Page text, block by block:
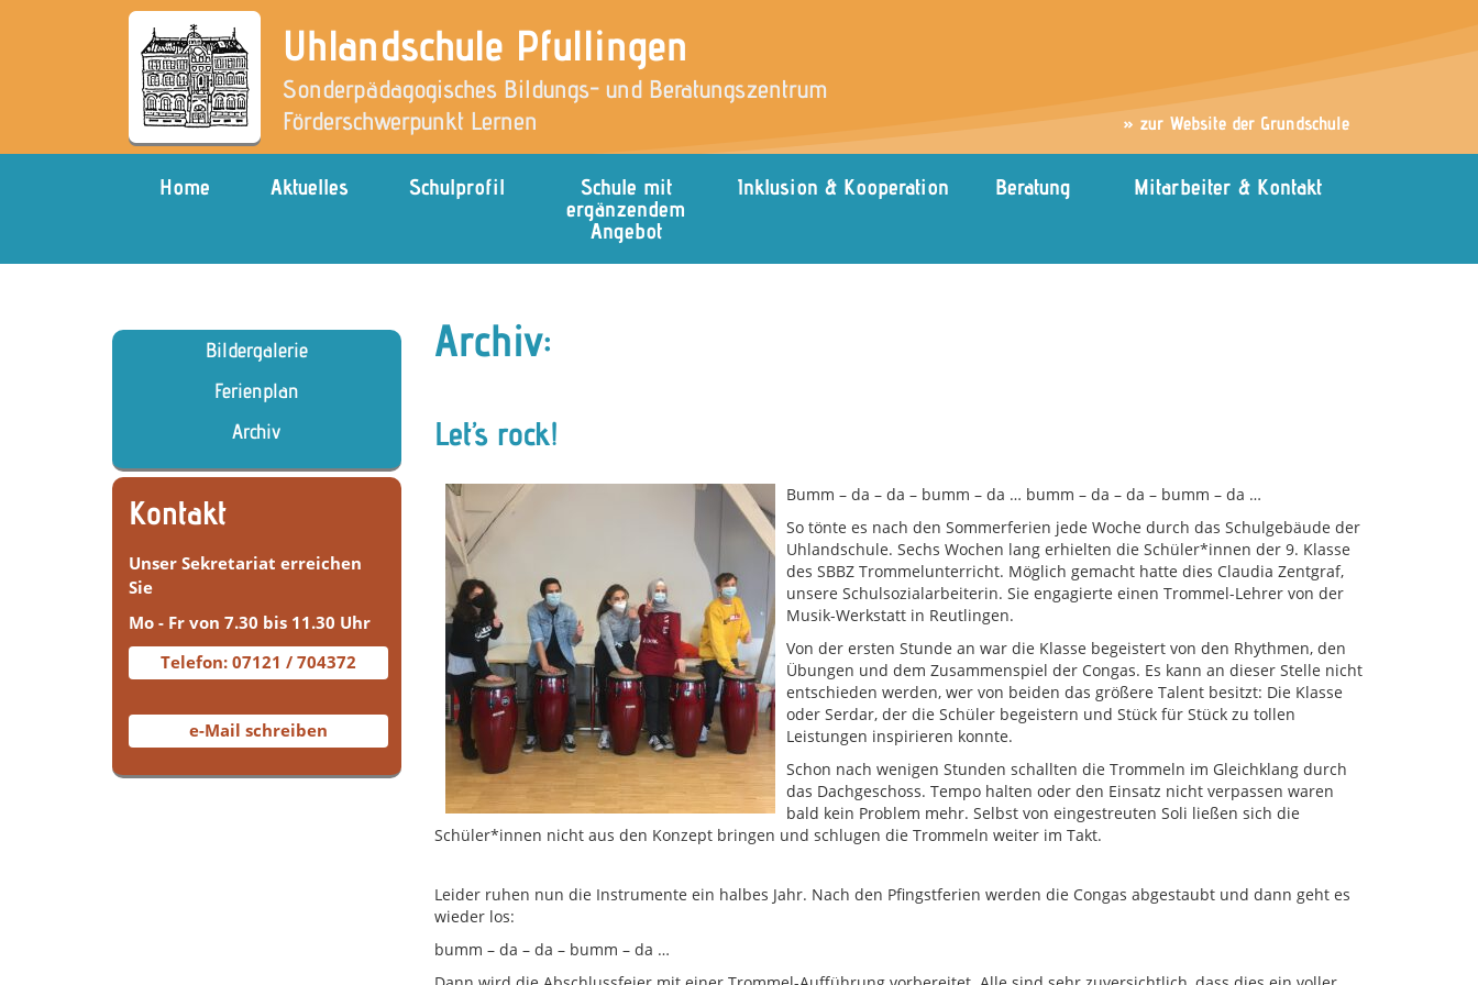
Uhlandschule Pfullingen
Sonderpädagogisches Bildungs- und Beratungszentrum
Förderschwerpunkt Lernen
» zur Website der Grundschule
Home Aktuelles Schulprofil
Schule mit
ergänzendem
Angebot
Inklusion & Kooperation Beratung Mitarbeiter & Kontakt
Archiv:
Let’s rock!
Bumm – da – da – bumm – da … bumm – da – da – bumm – da …
So tönte es nach den Sommerferien jede Woche durch das Schulgebäude der
Uhlandschule. Sechs Wochen lang erhielten die Schüler*innen der 9. Klasse
des SBBZ Trommelunterricht. Möglich gemacht hatte dies Claudia Zentgraf,
unsere Schulsozialarbeiterin. Sie engagierte einen Trommel-Lehrer von der
Musik-Werkstatt in Reutlingen.
Von der ersten Stunde an war die Klasse begeistert von den Rhythmen, den
Übungen und dem Zusammenspiel der Congas. Es kann an dieser Stelle nicht
entschieden werden, wer von beiden das größere Talent besitzt: Die Klasse
oder Serdar, der die Schüler begeistern und Stück für Stück zu tollen
Leistungen inspirieren konnte.
Schon nach wenigen Stunden schallten die Trommeln im Gleichklang durch
das Dachgeschoss. Tempo halten oder den Einsatz nicht verpassen waren
bald kein Problem mehr. Selbst von eingestreuten Soli ließen sich die
Schüler*innen nicht aus den Konzept bringen und schlugen die Trommeln weiter im Takt.
Leider ruhen nun die Instrumente ein halbes Jahr. Nach den Pfingstferien werden die Congas abgestaubt und dann geht es
wieder los:
bumm – da – da – bumm – da …
Bildergalerie
Ferienplan
Archiv
Kontakt
Unser Sekretariat erreichen
Sie
Mo - Fr von 7.30 bis 11.30 Uhr
Telefon: 07121 / 704372
e-Mail schreiben